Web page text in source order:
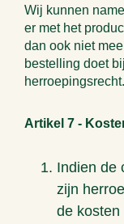
Wij kunnen
er met het
dan ook niet
bestelling doet
herroepingsrecht.
Artikel 7 -
Indien de
zijn
de kosten